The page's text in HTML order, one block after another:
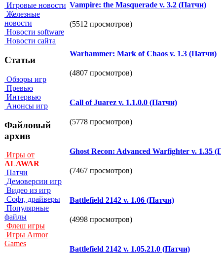
Игровые новости
Железные
новости
Новости software
Новости сайта
Статьи
Обзоры игр
Превью
Интервью
Анонсы игр
Файловый
архив
Игры от
ALAWAR
Патчи
Демоверсии игр
Видео из игр
Софт, драйверы
Популярные
файлы
Флеш игры
Игры Armor
Games
Vampire: the Masquerade v. 3.2 (Патчи)
(5512 просмотров)
Warhammer: Mark of Chaos v. 1.3 (Патчи)
(4807 просмотров)
Call of Juarez v. 1.1.0.0 (Патчи)
(5778 просмотров)
Ghost Recon: Advanced Warfighter v. 1.35
(7467 просмотров)
Battlefield 2142 v. 1.06 (Патчи)
(4998 просмотров)
Battlefield 2142 v. 1.05.21.0 (Патчи)